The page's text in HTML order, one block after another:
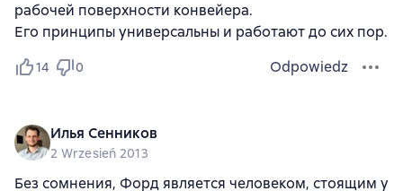
рабочей поверхности конвейера.
Его принципы универсальны и работают до сих пор.
14 0 Odpowiedz
Илья Сенников
2 Wrzesień 2013
Без сомнения, Форд является человеком, стоящим у